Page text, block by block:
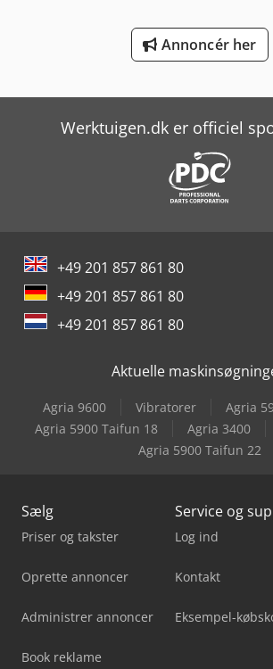
Weinbrenner Tsv 6/3050Annoncér her
Werktuigen.dk er officiel
+49 201 857 861 80
+49 201 857 861 80
+49 201 857 861 80
Aktuelle
Agria 9600 Vibratorer
Agria
Agria 5900 Taifun 18
Agria 3400
Agria 5900 Taifun 22
Sælg
Priser og takster
Oprette annoncer
Administrer annoncer
Book reklame
Service og
Log ind
Kontakt
Eksempel-